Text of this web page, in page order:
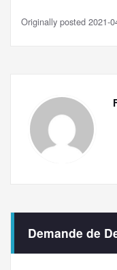
Originally posted 2021-
Demande de